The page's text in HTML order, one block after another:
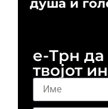
душа и
е-Трн
твојот